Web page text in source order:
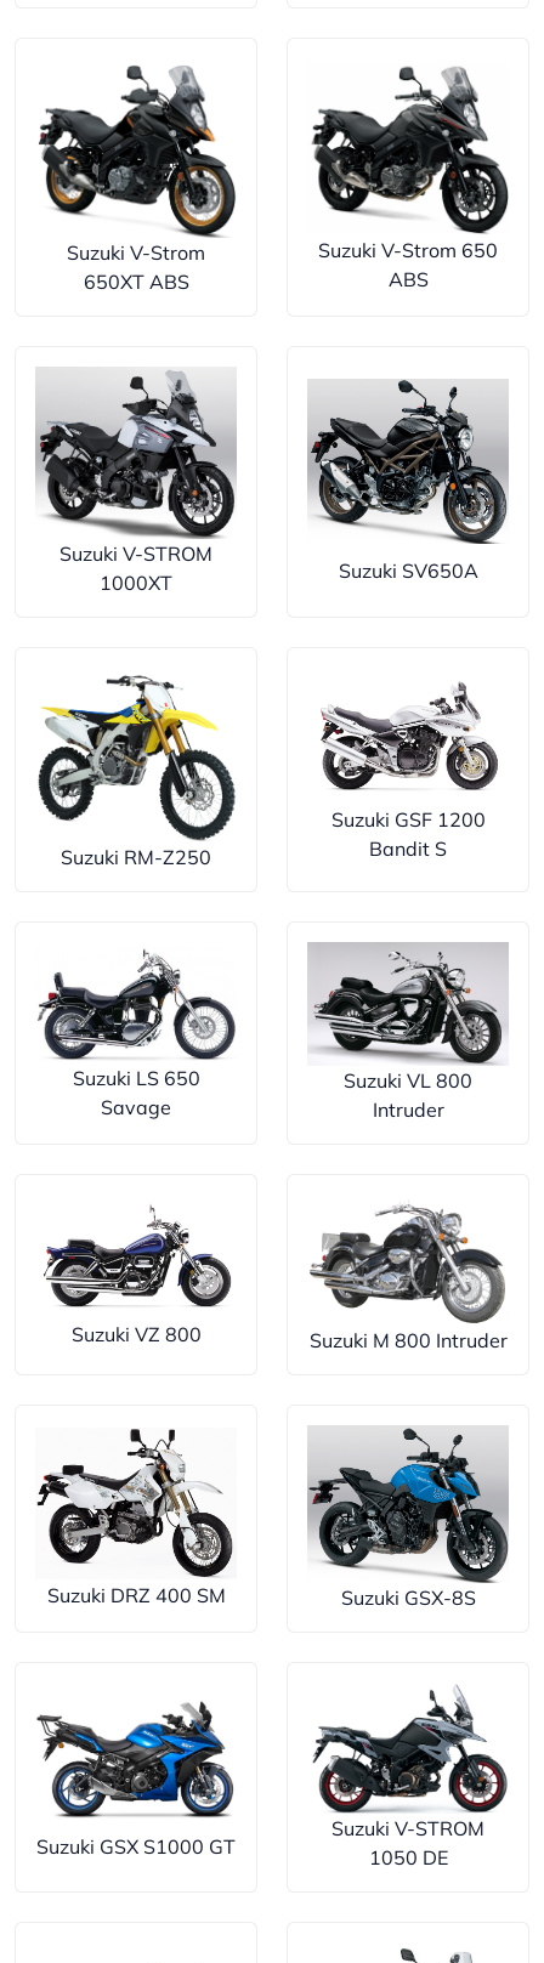
Suzuki V-Strom
650XT ABS
Suzuki V-Strom 650
ABS
Suzuki V-STROM
1000XT
Suzuki SV650A
Suzuki RM-Z250
Suzuki GSF 1200
Bandit S
Suzuki LS 650
Savage
Suzuki VL 800
Intruder
Suzuki VZ 800 Suzuki M 800 Intruder
Suzuki DRZ 400 SM Suzuki GSX-8S
Suzuki GSX S1000 GT
Suzuki V-STROM
1050 DE